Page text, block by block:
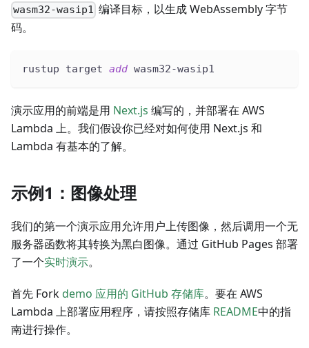
wasm32-wasip1 编译目标，以生成 WebAssembly 字节
码。
rustup target add wasm32-wasip1
演示应用的前端是用 Next.js 编写的，并部署在 AWS
Lambda 上。我们假设你已经对如何使用 Next.js 和
Lambda 有基本的了解。
示例1：图像处理
我们的第一个演示应用允许用户上传图像，然后调用一个无
服务器函数将其转换为黑白图像。通过 GitHub Pages 部署
了一个实时演示。
首先 Fork demo 应用的 GitHub 存储库。要在 AWS
Lambda 上部署应用程序，请按照存储库 README中的指
南进行操作。